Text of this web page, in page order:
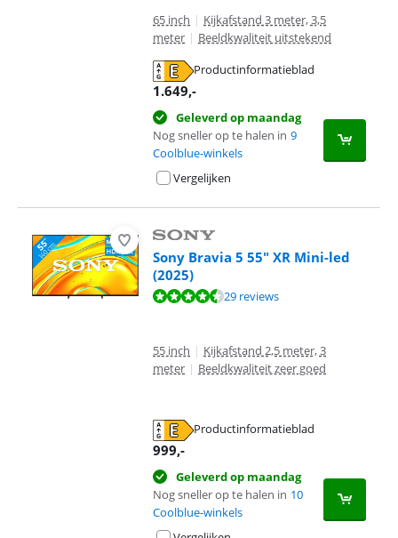
65 inch | Kijkafstand 3 meter, 3,5
meter | Beeldkwaliteit uitstekend
Productinformatieblad
1.649,-
Geleverd op maandag
Nog sneller op te halen in 9
Coolblue-winkels
Vergelijken
Sony Bravia 5 55" XR Mini-led
(2025)
Beoordeling is 9,0 van de 10, gebaseerd op 29 reviews.
29 reviews
55 inch | Kijkafstand 2,5 meter, 3
meter | Beeldkwaliteit zeer goed
Productinformatieblad
999,-
Geleverd op maandag
Nog sneller op te halen in 10
Coolblue-winkels